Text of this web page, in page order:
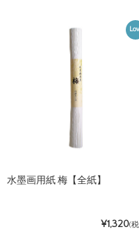
水墨画用紙 梅【全紙】
¥1,320(